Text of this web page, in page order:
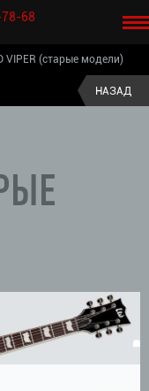
68
>
VIPER (старые модели)
НАЗАД